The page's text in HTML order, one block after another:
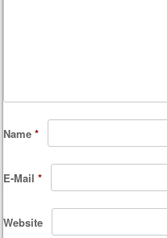
Name*
E-Mail*
Website